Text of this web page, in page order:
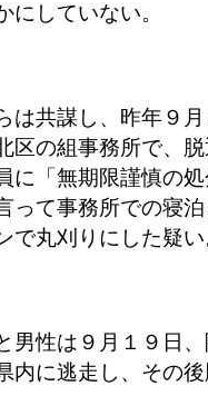
にしていない。
は共謀し、昨年９月
区の組事務所で、
に「無期限謹慎の
って事務所での寝
で丸刈りにした疑い
男性は９月１９日
内に逃走し、その後